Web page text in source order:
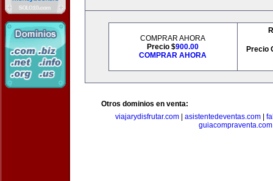
COMPRAR AHORA
Precio $900.00
COMPRAR AHORA
Precio
Otros dominios en venta:
viajarydisfrutar.com| asistentedeventas.com|
guiacompraventa.com